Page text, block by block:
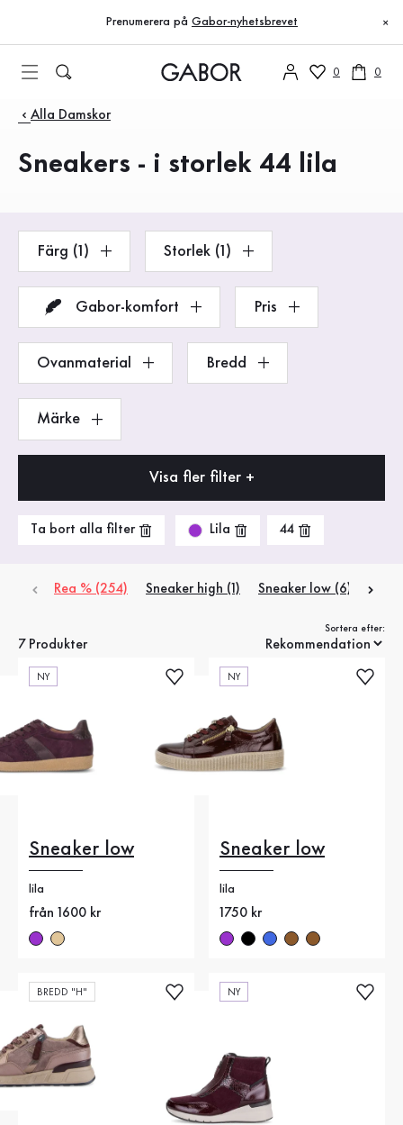
Till innehållsförteckning
Till huvudnavigation
Prenumerera på Gabor-nyhetsbrevet ×
0 0
Produkter
Alla Damskor
Sneakers - i storlek 44 lila
Färg (1) Storlek (1)
Gabor-komfort Pris
Ovanmaterial Bredd
Märke
Visa fler filter +
Ta bort alla filter Lila 44
Rea % (254) Sneaker high (1) Sneaker low (6)
7 Produkter
Sortera efter:
NY
Sneaker low
lila
Nytt pris
från 1600 kr
NY
Sneaker low
lila
Nytt pris
1750 kr
BREDD "H" NY